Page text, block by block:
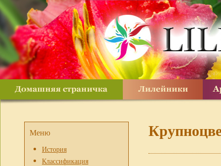
Меню
История
Классификация